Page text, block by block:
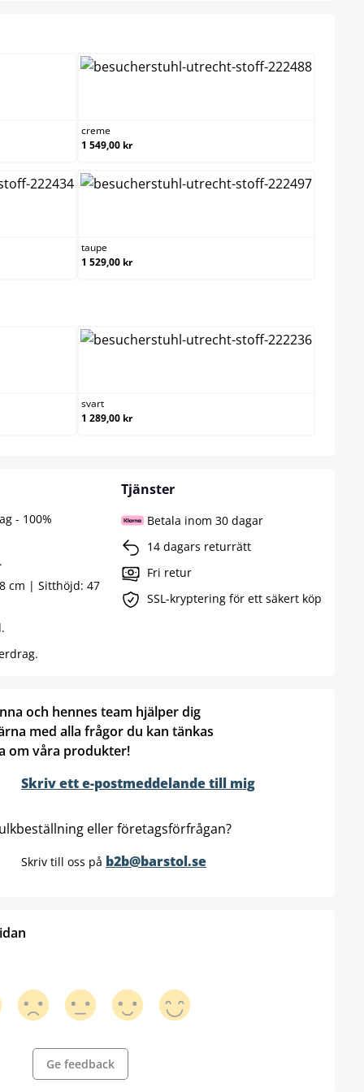
creme
1 549,00 kr
taupe
1 529,00 kr
svart
1 289,00 kr
- 100%
cm | Sitthöjd: 47
Tjänster
Betala inom 30 dagar
14 dagars returrätt
Fri retur
SSL-kryptering för ett säkert köp
och hennes team hjälper dig
med alla frågor du kan tänkas
om våra produkter!
Skriv ett e-postmeddelande till mig
eller företagsförfrågan?
Skriv till oss på b2b@barstol.se
Ge feedback